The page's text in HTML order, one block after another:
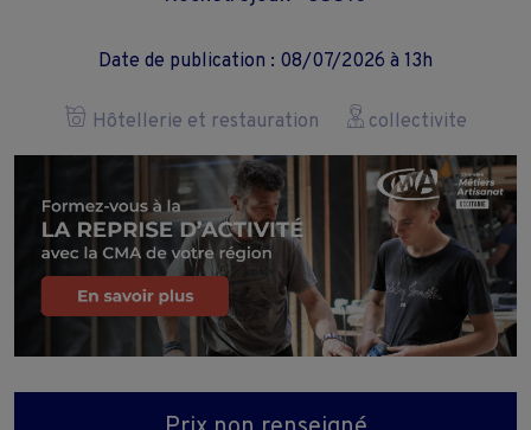
Date de publication : 08/07/2026 à 13h
Hôtellerie et restauration collectivite